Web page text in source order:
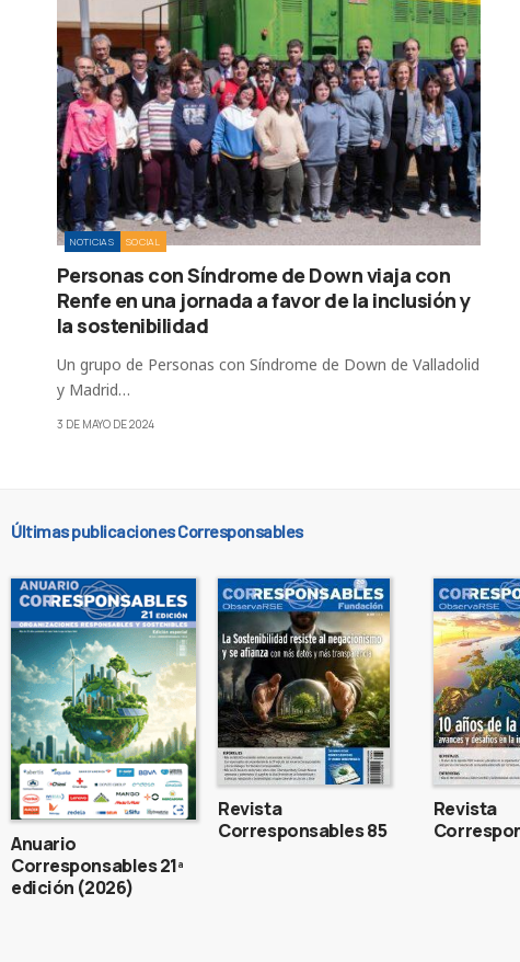
NOTICIAS SOCIAL
Personas con Síndrome de Down viaja con
Renfe en una jornada a favor de la inclusión y
la sostenibilidad
Un grupo de Personas con Síndrome de Down de Valladolid
y Madrid…
3 DE MAYO DE 2024
Últimas publicaciones Corresponsables
Anuario
Corresponsables 21ª
edición (2026)
Revista
Corresponsables 85
Revista